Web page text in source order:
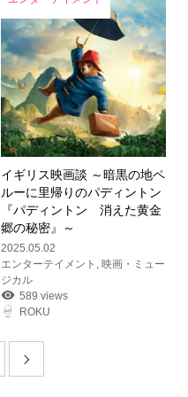
イギリス映画談 ～暗黒の地ペ
ルーに里帰りのパディントン
『パディントン 消えた黄金
郷の秘密』～
2025.05.02
エンターテイメント , 映画・ミュー
ジカル
589 views
ROKU
